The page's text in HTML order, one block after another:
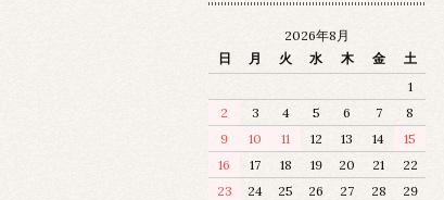
2026年8月
日
月 火 水 木 金
土
1
2
3 4 5 6 7
8
9
10 11 12 13 14
15
16
17 18 19 20 21
22
23
24 25 26 27 28
29